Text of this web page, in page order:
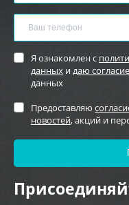
Я ознакомлен с
данных идаю согласие
данных
Предоставляю
новостей, акций и